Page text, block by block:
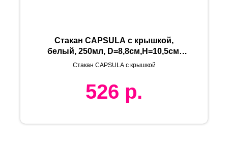
Стакан CAPSULA с крышкой,
белый, 250мл, D=8,8см,H=10,5см,
тонкая керамика
Стакан CAPSULA с крышкой
526 р.